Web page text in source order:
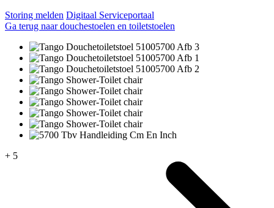
Storing melden Digitaal Serviceportaal
Ga terug naar douchestoelen en toiletstoelen
+ 5